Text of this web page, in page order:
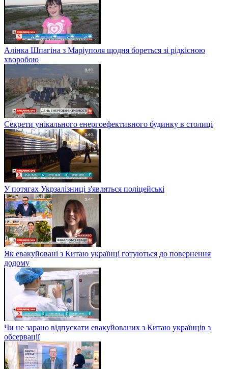
Алінка Шпагіна з Маріуполя щодня бореться зі рідкісною
хворобою
Секрети унікального енергоефективного будинку в столиці
У потягах Укрзалізниці з'являться поліцейські
Як евакуйовані з Китаю українці готуються до повернення
додому
Чи не зарано відпускати евакуйованих з Китаю українців з
обсервації